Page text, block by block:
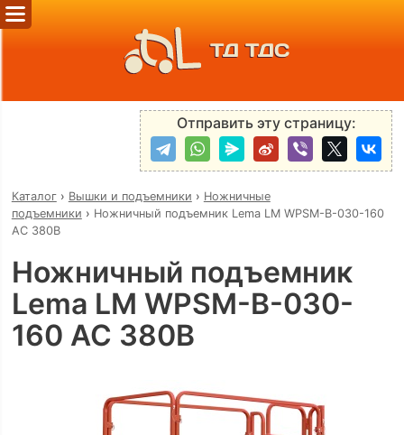
ТД ТДС
Отправить эту страницу:
Каталог› Вышки и подъемники › Ножничные
подъемники › Ножничный подъемник Lema LM WPSM-B-030-160
AC 380В
Ножничный подъемник
Lema LM WPSM-B-030-
160 AC 380В